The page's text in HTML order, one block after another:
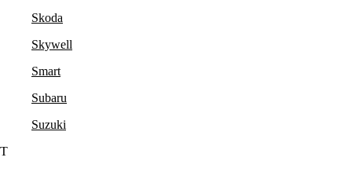
Skoda
Skywell
Smart
Subaru
Suzuki
T